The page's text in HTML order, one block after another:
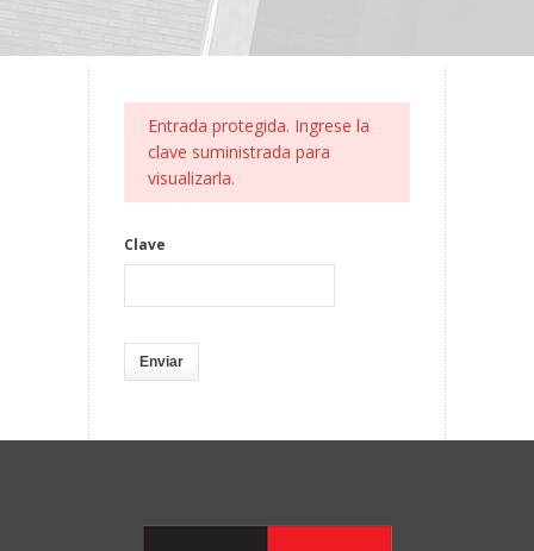
Entrada protegida. Ingrese la
clave suministrada para
visualizarla.
Clave